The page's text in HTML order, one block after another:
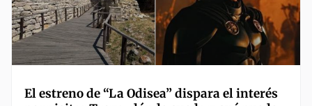
El estreno de “La Odisea” dispara el interés